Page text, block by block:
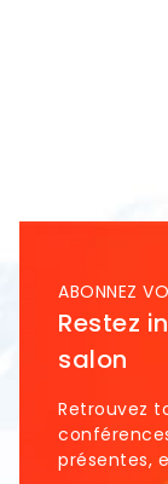
ABONNEZ
Restez
salon
Retrouvez
présentes,